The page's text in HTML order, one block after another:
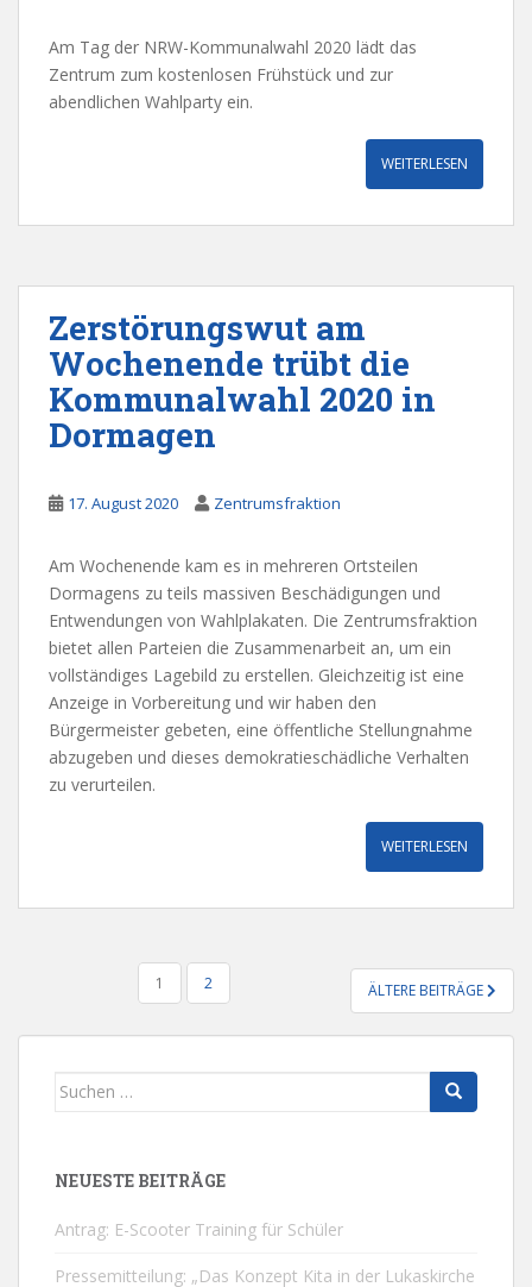
Am Tag der NRW-Kommunalwahl 2020 lädt das
Zentrum zum kostenlosen Frühstück und zur
abendlichen Wahlparty ein.
WEITERLESEN
Zerstörungswut am
Wochenende trübt die
Kommunalwahl 2020 in
Dormagen
17. August 2020 Zentrumsfraktion
Am Wochenende kam es in mehreren Ortsteilen
Dormagens zu teils massiven Beschädigungen und
Entwendungen von Wahlplakaten. Die Zentrumsfraktion
bietet allen Parteien die Zusammenarbeit an, um ein
vollständiges Lagebild zu erstellen. Gleichzeitig ist eine
Anzeige in Vorbereitung und wir haben den
Bürgermeister gebeten, eine öffentliche Stellungnahme
abzugeben und dieses demokratieschädliche Verhalten
zu verurteilen.
WEITERLESEN
SEITENNUMMERIERUNG
BEITRÄGE
1 2 ÄLTERE BEITRÄGE
Suchen
NEUESTE BEITRÄGE
Antrag: E-Scooter Training für Schüler
Pressemitteilung: „Das Konzept Kita in der Lukaskirche